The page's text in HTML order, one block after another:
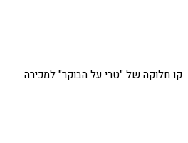
קו חלוקה של "טרי על הבוקר" למכירה